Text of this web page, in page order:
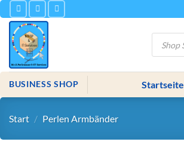
Zum
Inhalt
springen
Products
search
BUSINESS SHOP Startseite
Start / Perlen Armbänder